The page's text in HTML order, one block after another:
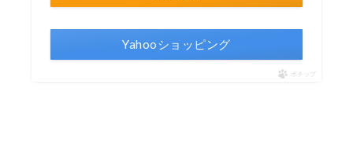
Yahooショッピング
ポチップ